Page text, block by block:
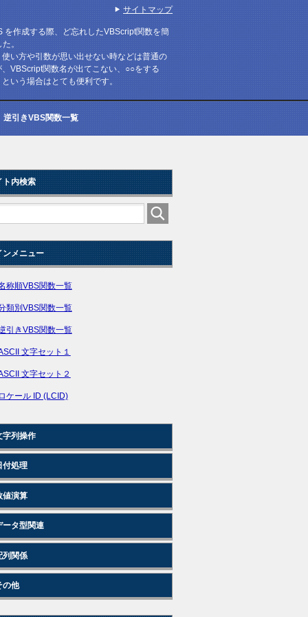
を作成する際、ど忘れしたVBScript関数を簡
。
い方や引数が思い出せない時などは普通の
VBScript関数名が出てこない、○○をする
いう場合はとても便利です。
逆引きVBS関数一覧
ト内検索
ンメニュー
称順VBS関数一覧
類別VBS関数一覧
引きVBS関数一覧
文字セット１
文字セット２
ロケール ID (LCID)
字列操作
付処理
値演算
ータ型関連
列関係
の他
サイトマップ